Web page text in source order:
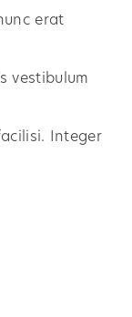
erat
vestibulum
Integer